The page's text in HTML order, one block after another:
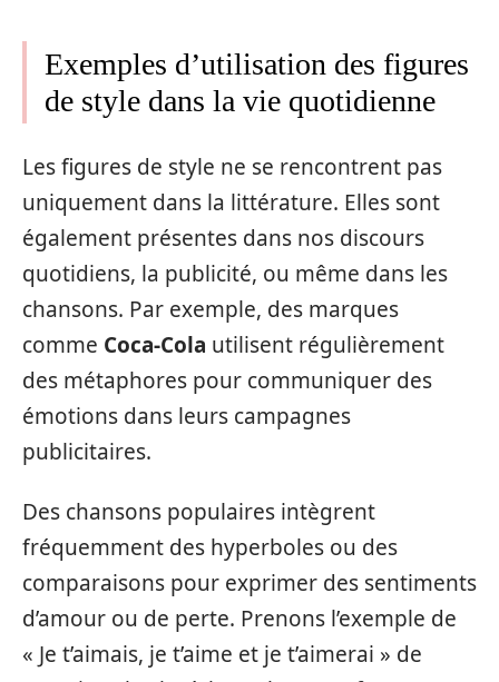
Exemples d’utilisation des figures
de style dans la vie quotidienne
Les figures de style ne se rencontrent pas
uniquement dans la littérature. Elles sont
également présentes dans nos discours
quotidiens, la publicité, ou même dans les
chansons. Par exemple, des marques
comme Coca-Cola utilisent régulièrement
des métaphores pour communiquer des
émotions dans leurs campagnes
publicitaires.
Des chansons populaires intègrent
fréquemment des hyperboles ou des
comparaisons pour exprimer des sentiments
d’amour ou de perte. Prenons l’exemple de
« Je t’aimais, je t’aime et je t’aimerai » de